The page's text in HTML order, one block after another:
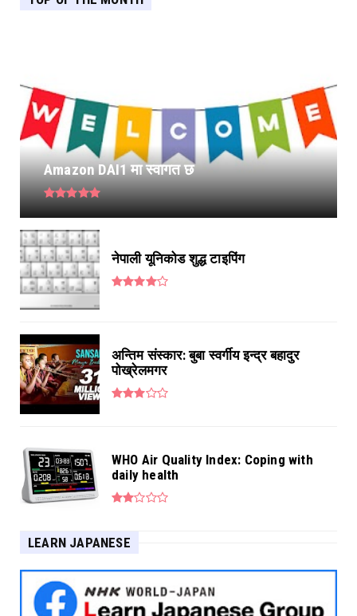
Amazon DAI1 मा स्वागत छ
नेपाली यूनिकोड शुद्ध टाइपिंग
अन्तिम संस्कार: बुबा स्वर्गीय इन्द्र बहादुर
पोख्रेलमगर
WHO Air Quality Index: Coping with
daily health
LEARN JAPANESE